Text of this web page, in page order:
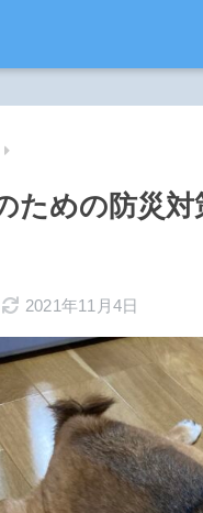
ための防災
2021年11月4日